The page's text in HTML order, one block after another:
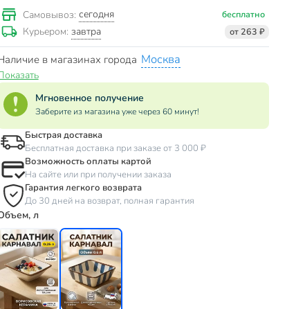
Самовывоз: сегодня бесплатно
Курьером: завтра от 263 ₽
в магазинах города Москва
Мгновенное получение
Заберите из магазина уже через 60 минут!
Быстрая доставка
Бесплатная доставка при заказе от 3 000 ₽
Возможность оплаты картой
На сайте или при получении заказа
Гарантия легкого возврата
До 30 дней на возврат, полная гарантия
л